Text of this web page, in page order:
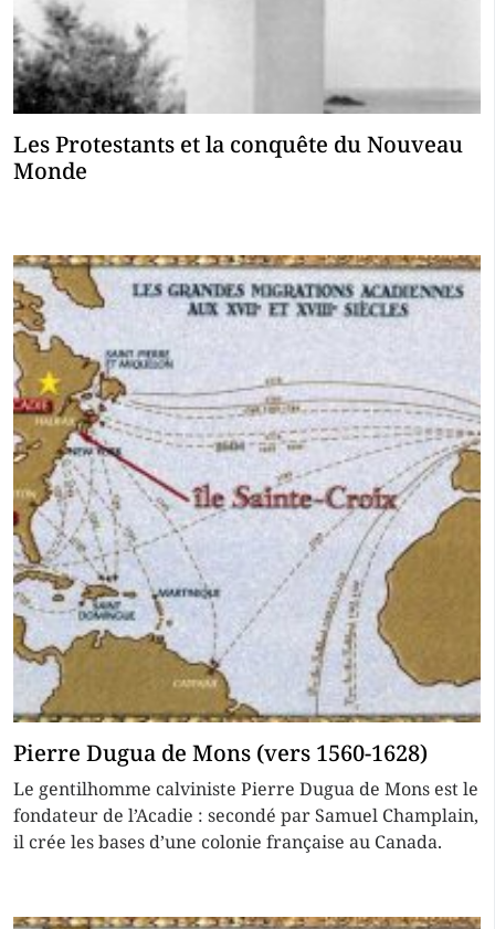
Les Protestants et la conquête du Nouveau
Monde
Pierre Dugua de Mons (vers 1560-1628)
Le gentilhomme calviniste Pierre Dugua de Mons est le
fondateur de l’Acadie : secondé par Samuel Champlain,
il crée les bases d’une colonie française au Canada.